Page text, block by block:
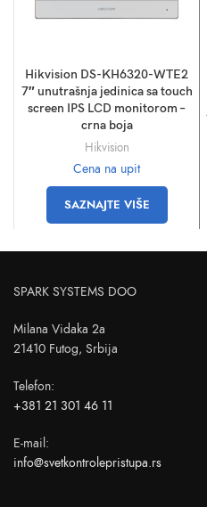
Hikvision DS-KH6320-WTE2
7″ unutrašnja jedinica sa touch
screen IPS LCD monitorom –
crna boja
Hikvision
Cena na upit
SAZNAJTE VIŠE
SPARK SYSTEMS DOO
Milana Vidaka 2a
21410 Futog, Srbija
Telefon:
+381 21 301 46 11
E-mail :
info@svetkontrolepristupa.rs